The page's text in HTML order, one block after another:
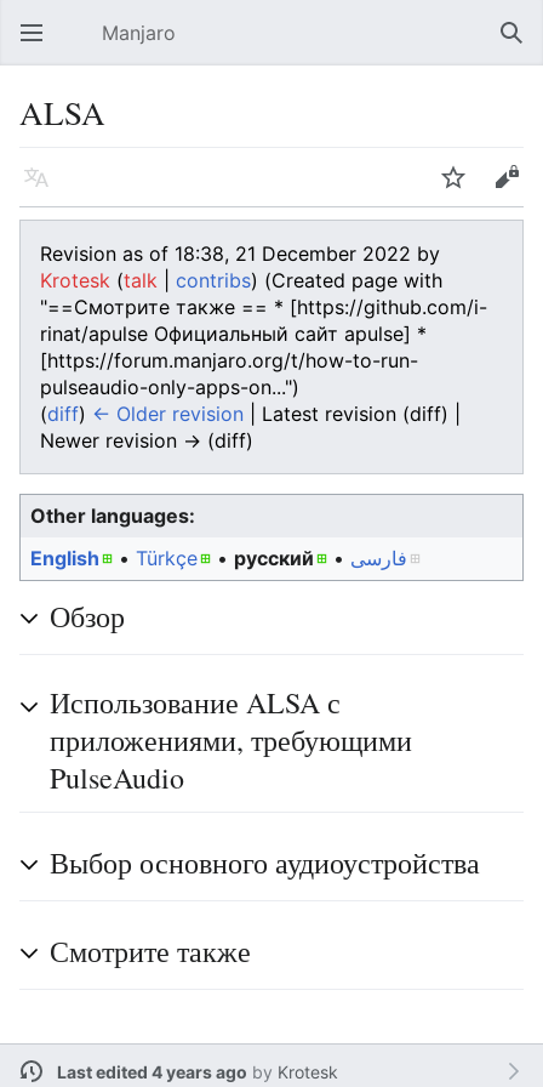
Open main menu Manjaro
ALSA
Language Watch Edit
Revision as of 18:38, 21 December 2022 by
Krotesk (talk contribs) (Created page with
"==Смотрите также == * [https://github.com/i-
rinat/apulse Официальный сайт apulse] *
[https://forum.manjaro.org/t/how-to-run-
pulseaudio-only-apps-on...")
(diff) ← Older revision | Latest revision (diff) |
Newer revision → (diff)
Other languages:
English
• ‎ Türkçe • ‎ русский • ‎ فارسی
Обзор
Использование ALSA с
приложениями, требующими
PulseAudio
Выбор основного аудиоустройства
Смотрите также
Last edited 4 years ago by Krotesk